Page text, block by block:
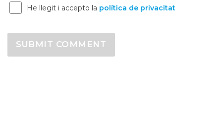
He llegit i accepto la política de privacitat